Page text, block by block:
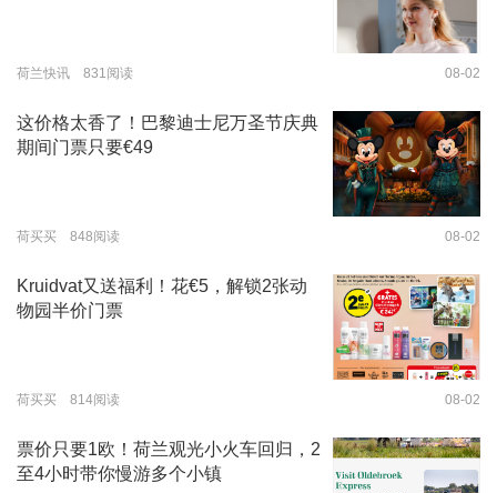
荷兰快讯 831阅读 08-02
这价格太香了！巴黎迪士尼万圣节庆典
期间门票只要€49
荷买买 848阅读 08-02
Kruidvat又送福利！花€5，解锁2张动
物园半价门票
荷买买 814阅读 08-02
票价只要1欧！荷兰观光小火车回归，2
至4小时带你慢游多个小镇